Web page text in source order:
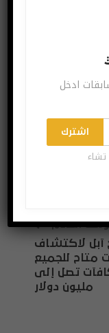
ادخل بريدك
القادم
آبل لاكتشاف
متاح للجميع
تصل إلى
مليون دولار
ادخل
اشترك
تشاء